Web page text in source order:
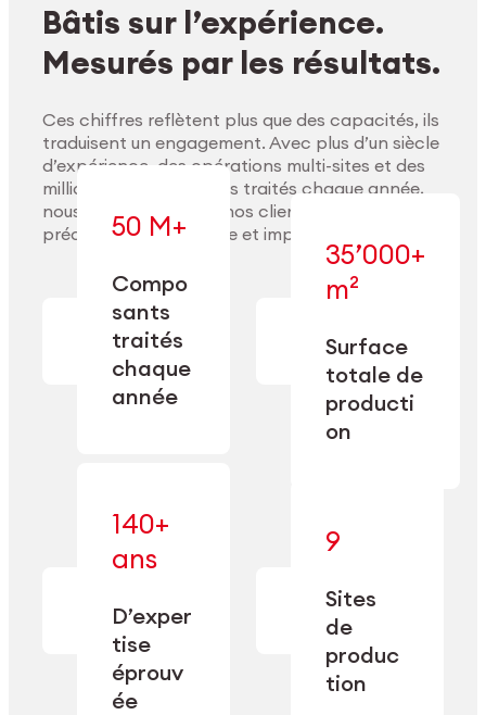
Explorer les matériaux
Bâtis sur l’expérience.
Mesurés par les résultats.
Ces chiffres reflètent plus que des capacités, ils
traduisent un engagement. Avec plus d’un siècle
d’expérience, des opérations multi-sites et des
millions de composants traités chaque année,
nous accompagnons nos clients pour délivrer
précision, performance et impact durable.
50 M+
Compo
sants
traités
chaque
année
— en usinage,
nettoyage et
conditionnement.
35’000+
m²
Surface
totale de
producti
on
— conçue pour
précision et la
flexibilité
opérationnelle.
140+
ans
D’exper
tise
éprouv
ée
précision
1885.
9
Sites
de
produc
tion
approfondie
capacité de
double